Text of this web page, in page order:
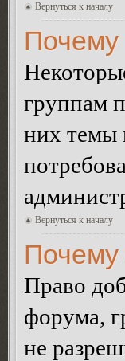
Вернуться к началу
группам
них темы
Вернуться к началу
Почему
Право
форума,
не